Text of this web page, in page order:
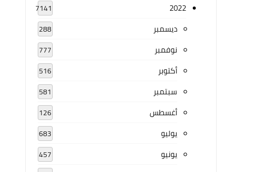
2022
7141
ديسمبر 288
نوفمبر 777
أكتوبر 516
سبتمبر 581
أغسطس 126
يوليو 683
يونيو 457